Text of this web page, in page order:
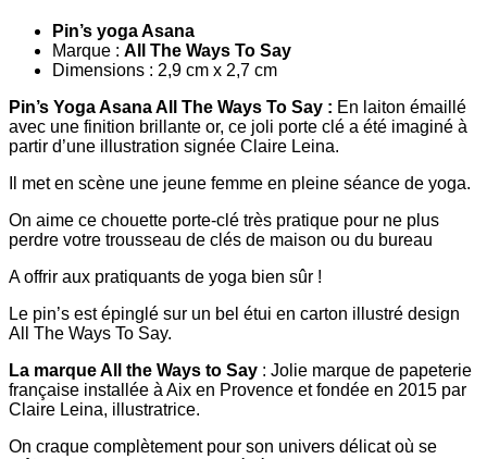
Pin’s yoga Asana
Marque : All The Ways To Say
Dimensions : 2,9 cm x 2,7 cm
Pin’s Yoga Asana All The Ways To Say : En laiton émaillé
avec une finition brillante or, ce joli porte clé a été imaginé à
partir d’une illustration signée Claire Leina.
Il met en scène une jeune femme en pleine séance de yoga.
On aime ce chouette porte-clé très pratique pour ne plus
perdre votre trousseau de clés de maison ou du bureau
A offrir aux pratiquants de yoga bien sûr !
Le pin’s est épinglé sur un bel étui en carton illustré design
All The Ways To Say.
La marque All the Ways to Say : Jolie marque de papeterie
française installée à Aix en Provence et fondée en 2015 par
Claire Leina, illustratrice.
On craque complètement pour son univers délicat où se